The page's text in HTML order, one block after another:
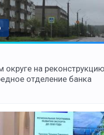
округе на реконструкцию
отделение банка